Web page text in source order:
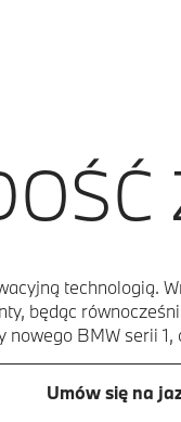
będąc
BMW serii
Umów się na